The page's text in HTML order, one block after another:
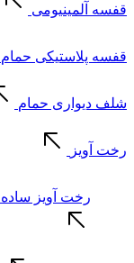
قفسه آلمینیومی
قفسه پلاستیکی حمام
شلف دیواری حمام
رخت آویز
رخت آویز ساده